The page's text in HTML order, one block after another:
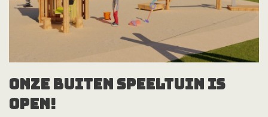
Onze BUITEN speeltuin is
open!